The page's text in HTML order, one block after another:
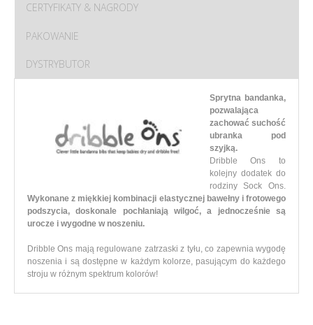
CERTYFIKATY & NAGRODY
PAKOWANIE
DYSTRYBUTOR
Sprytna bandanka,
pozwalająca
zachować suchość
ubranka pod
szyjką.
Dribble Ons to
kolejny dodatek do
rodziny Sock Ons.
Wykonane z miękkiej kombinacji elastycznej bawełny i frotowego
podszycia, doskonale pochłaniają wilgoć, a jednocześnie są
urocze i wygodne w noszeniu.
Dribble Ons mają regulowane zatrzaski z tyłu, co zapewnia wygodę
noszenia i są dostępne w każdym kolorze, pasującym do każdego
stroju w różnym spektrum kolorów!